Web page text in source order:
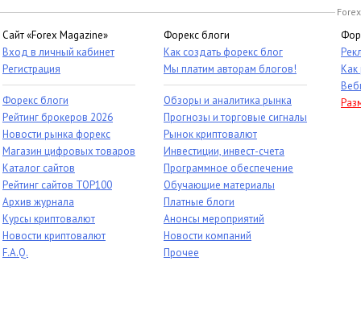
Сайт «Forex Magazine»
Вход в личный кабинет
Регистрация
Форекс блоги
Рейтинг брокеров 2026
Новости рынка форекс
Магазин цифровых товаров
Каталог сайтов
Рейтинг сайтов TOP100
Архив журнала
Курсы криптовалют
Новости криптовалют
F.A.Q.
Форекс блоги
Как создать форекс блог
Мы платим авторам блогов!
Обзоры и аналитика рынка
Прогнозы и торговые сигналы
Рынок криптовалют
Инвестиции, инвест-счета
Программное обеспечение
Обучающие материалы
Платные блоги
Анонсы мероприятий
Новости компаний
Прочее
Как